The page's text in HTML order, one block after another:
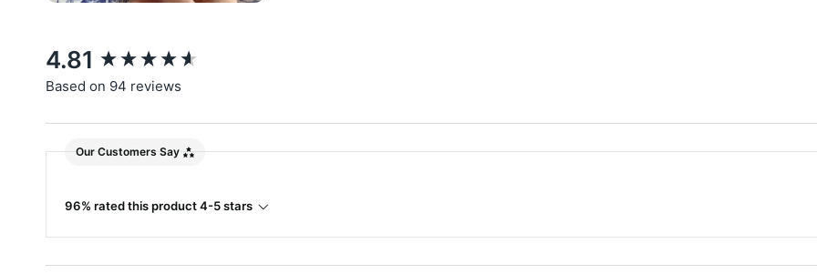
4.81
Based on 94 reviews
Our Customers Say
96% rated this product 4-5 stars
New content loaded